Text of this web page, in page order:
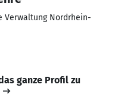
Verwaltung Nordrhein-
ganze Profil zu